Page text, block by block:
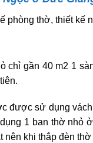
chỉ gần 40 m2 1
được sử dụng
1 ban thờ nhỏ
khi thắp đèn